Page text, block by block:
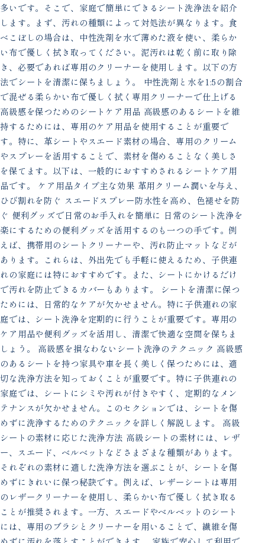
多いです。そこで、家庭で簡単にできるシート洗浄法を紹介
します。まず、汚れの種類によって対処法が異なります。食
べこぼしの場合は、中性洗剤を水で薄めた液を使い、柔らか
い布で優しく拭き取ってください。泥汚れは乾く前に取り除
き、必要であれば専用のクリーナーを使用します。以下の方
法でシートを清潔に保ちましょう。 中性洗剤と水を1:5の割合
で混ぜる柔らかい布で優しく拭く専用クリーナーで仕上げる
高級感を保つためのシートケア用品 高級感のあるシートを維
持するためには、専用のケア用品を使用することが重要で
す。特に、革シートやスエード素材の場合、専用のクリーム
やスプレーを活用することで、素材を傷めることなく美しさ
を保てます。以下は、一般的におすすめされるシートケア用
品です。 ケア用品タイプ主な効果 革用クリーム潤いを与え、
ひび割れを防ぐ スエードスプレー防水性を高め、色褪せを防
ぐ 便利グッズで日常のお手入れを簡単に 日常のシート洗浄を
楽にするための便利グッズを活用するのも一つの手です。例
えば、携帯用のシートクリーナーや、汚れ防止マットなどが
あります。これらは、外出先でも手軽に使えるため、子供連
れの家庭には特におすすめです。また、シートにかけるだけ
で汚れを防止できるカバーもあります。 シートを清潔に保つ
ためには、日常的なケアが欠かせません。特に子供連れの家
庭では、シート洗浄を定期的に行うことが重要です。専用の
ケア用品や便利グッズを活用し、清潔で快適な空間を保ちま
しょう。 高級感を損なわないシート洗浄のテクニック 高級感
のあるシートを持つ家具や車を長く美しく保つためには、適
切な洗浄方法を知っておくことが重要です。特に子供連れの
家庭では、シートにシミや汚れが付きやすく、定期的なメン
テナンスが欠かせません。このセクションでは、シートを傷
めずに洗浄するためのテクニックを詳しく解説します。 高級
シートの素材に応じた洗浄方法 高級シートの素材には、レザ
ー、スエード、ベルベットなどさまざまな種類があります。
それぞれの素材に適した洗浄方法を選ぶことが、シートを傷
めずにきれいに保つ秘訣です。例えば、レザーシートは専用
のレザークリーナーを使用し、柔らかい布で優しく拭き取る
ことが推奨されます。一方、スエードやベルベットのシート
には、専用のブラシとクリーナーを用いることで、繊維を傷